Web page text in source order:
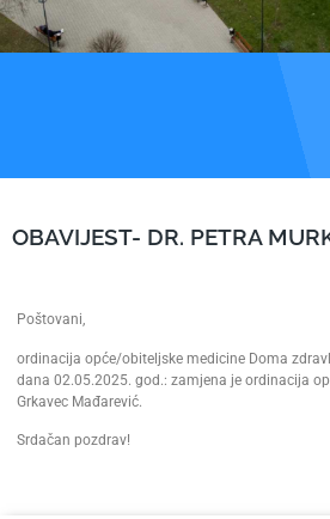
OBAVIJEST- DR. PETRA
Poštovani,
ordinacija opće/obiteljske medicine Doma
dana 02.05.2025. god.: zamjena je ordinacija
Grkavec Mađarević.
Srdačan pozdrav!